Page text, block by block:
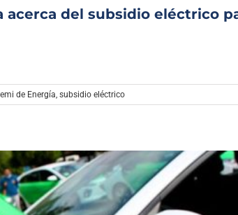
del subsidio eléctrico
de Energía, subsidio eléctrico